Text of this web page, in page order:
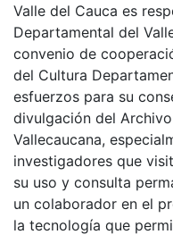
Valle del Cauca es
Departamental del
convenio de
del Cultura
esfuerzos para su
divulgación del
Vallecaucana,
investigadores que
su uso y consulta
un colaborador en el
la tecnología que